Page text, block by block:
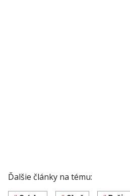
Ďalšie články na tému: